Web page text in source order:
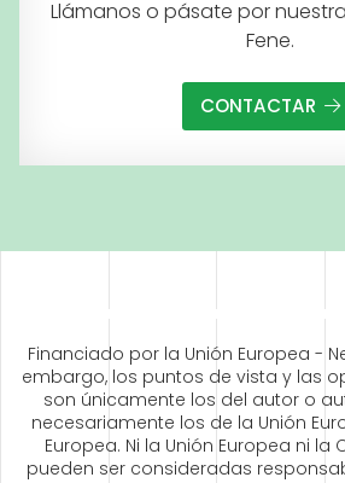
Llámanos o pásate por
Fene.
CONTACTAR
Financiado por la Unión Europea -
embargo, los puntos de vista y las
son únicamente los del autor o
necesariamente los de la Unión
Europea. Ni la Unión Europea ni la
pueden ser consideradas